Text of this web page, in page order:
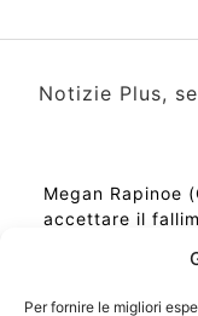
Per fornire le migliori
Notizie Plus,
Megan Rapinoe
accettare il